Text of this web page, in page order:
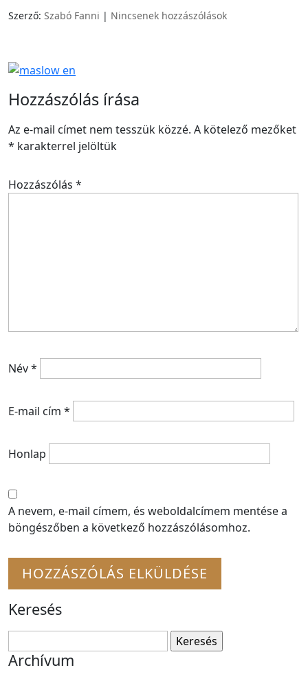
Szerző: Szabó Fanni | Nincsenek hozzászólások
Hozzászólás írása
Az e-mail címet nem tesszük közzé. A kötelező mezőket
* karakterrel jelöltük
Hozzászólás *
Név*
E-mail cím *
Honlap
A nevem, e-mail címem, és weboldalcímem mentése a
böngészőben a következő hozzászólásomhoz.
Keresés
Archívum